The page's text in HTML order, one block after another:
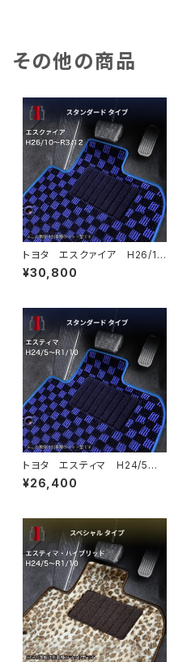
その他の商品
トヨタ エスクァイア H26/1
0〜R3/12 80系 フロアマッ
ト一式 カーマット スタンダー
¥30,800
トヨタ エスティマ H24/5〜R
1/10（後期） 50系 フロアマッ
ト一式 カーマット スタンダー
¥26,400